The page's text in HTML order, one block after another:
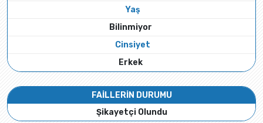
Yaş
Bilinmiyor
Cinsiyet
Erkek
FAİLLERİN DURUMU
Şikayetçi Olundu